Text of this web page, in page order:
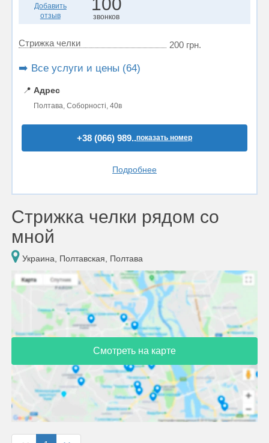
Добавить
отзыв
звонков
Стрижка челки 200 грн.
➡️ Все услуги и цены (64)
📍 Адрес
Полтава, Соборності, 40в
+38 (066) 989..показать номер
Подробнее
Стрижка челки рядом со
мной
Украина, Полтавская, Полтава
Смотреть на карте